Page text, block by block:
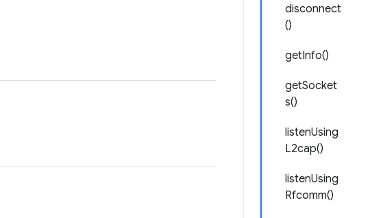
disconnect
()
getInfo()
getSocket
s()
listenUsing
L2cap()
listenUsing
Rfcomm()